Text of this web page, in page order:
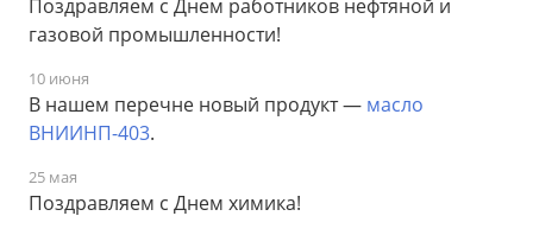
Поздравляем с Днем работников нефтяной и
газовой промышленности!
10 июня
В нашем перечне новый продукт — масло
ВНИИНП-403.
25 мая
Поздравляем с Днем химика!